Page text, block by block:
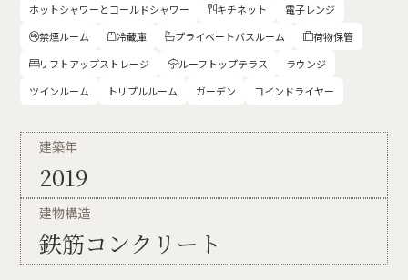
ホットシャワーとコールドシャワー
キチネット 電子レンジ
禁煙ルーム 冷蔵庫 プライベートバスルーム 荷物保管
リフトアップストレージ ルーフトップテラス
ラウンジ
ツインルーム
トリプルルーム ガーデン コインドライヤー
建築年
2019
建物構造
鉄筋コンクリート